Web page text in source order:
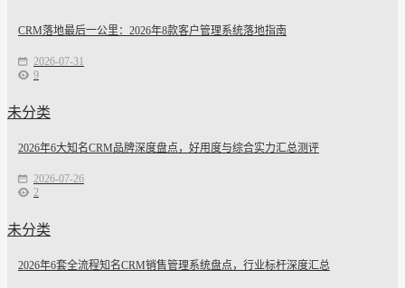
CRM落地最后一公里：2026年8款客户管理系统落地指南
2026-07-31
9
未分类
2026年6大知名CRM品牌深度盘点，好用度与综合实力汇总测评
2026-07-26
2
未分类
2026年6套全流程知名CRM销售管理系统盘点，行业标杆深度汇总